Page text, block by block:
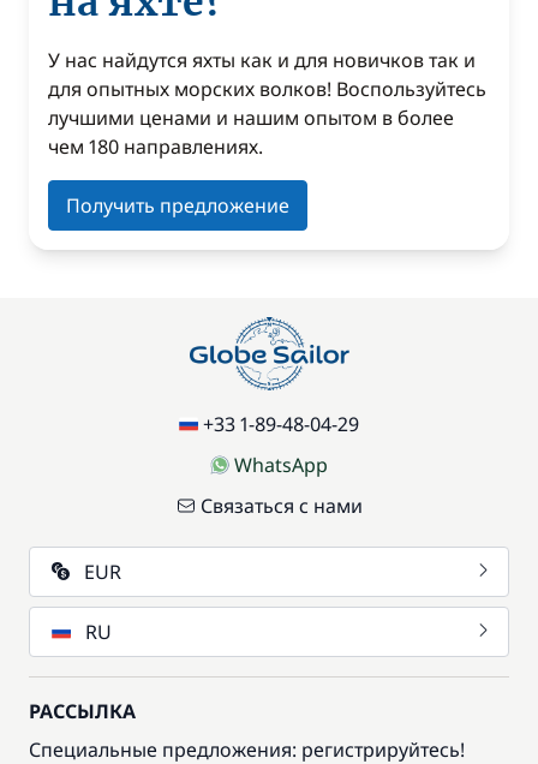
У нас найдутся яхты как и для новичков так и
для опытных морских волков! Воспользуйтесь
лучшими ценами и нашим опытом в более
чем 180 направлениях.
Получить предложение
+33 1-89-48-04-29
WhatsApp
Связаться с нами
EUR
RU
РАССЫЛКА
Специальные предложения: регистрируйтесь!